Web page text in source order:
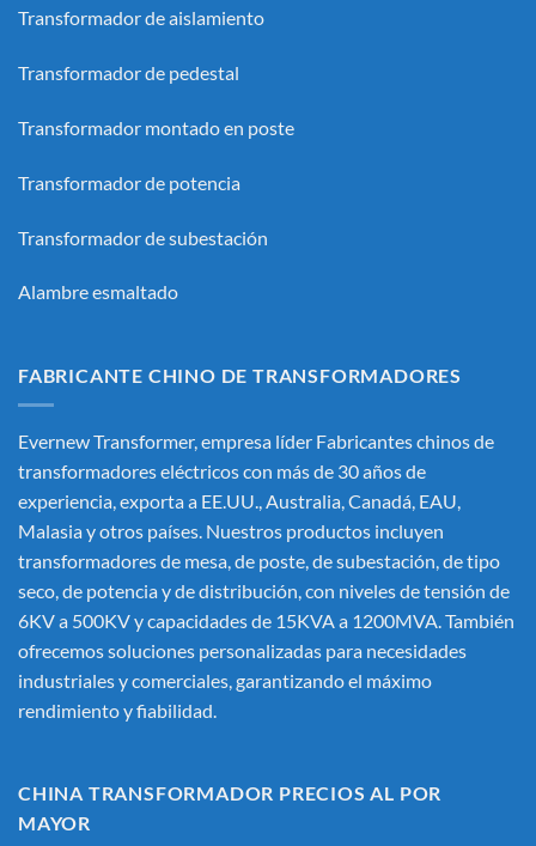
Transformador de aislamiento
Transformador de pedestal
Transformador montado en poste
Transformador de potencia
Transformador de subestación
Alambre esmaltado
FABRICANTE CHINO DE TRANSFORMADORES
Evernew Transformer, empresa líder Fabricantes chinos de
transformadores eléctricoscon más de 30 años de
experiencia, exporta a EE.UU., Australia, Canadá, EAU,
Malasia y otros países. Nuestros productos incluyen
transformadores de mesa, de poste, de subestación, de tipo
seco, de potencia y de distribución, con niveles de tensión de
6KV a 500KV y capacidades de 15KVA a 1200MVA. También
ofrecemos soluciones personalizadas para necesidades
industriales y comerciales, garantizando el máximo
rendimiento y fiabilidad.
CHINA TRANSFORMADOR PRECIOS AL POR
MAYOR